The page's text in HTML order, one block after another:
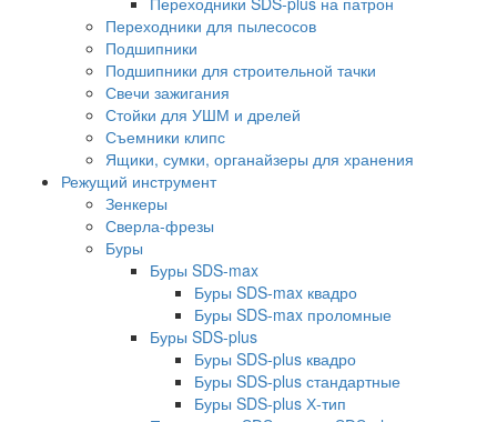
Переходники для пылесосов
Подшипники
Подшипники для строительной тачки
Свечи зажигания
Стойки для УШМ и дрелей
Съемники клипс
Ящики, сумки, органайзеры для хранения
Режущий инструмент
Зенкеры
Сверла-фрезы
Буры
Буры SDS-max
Буры SDS-max квадро
Буры SDS-max проломные
Буры SDS-plus
Буры SDS-plus квадро
Буры SDS-plus стандартные
Буры SDS-plus Х-тип